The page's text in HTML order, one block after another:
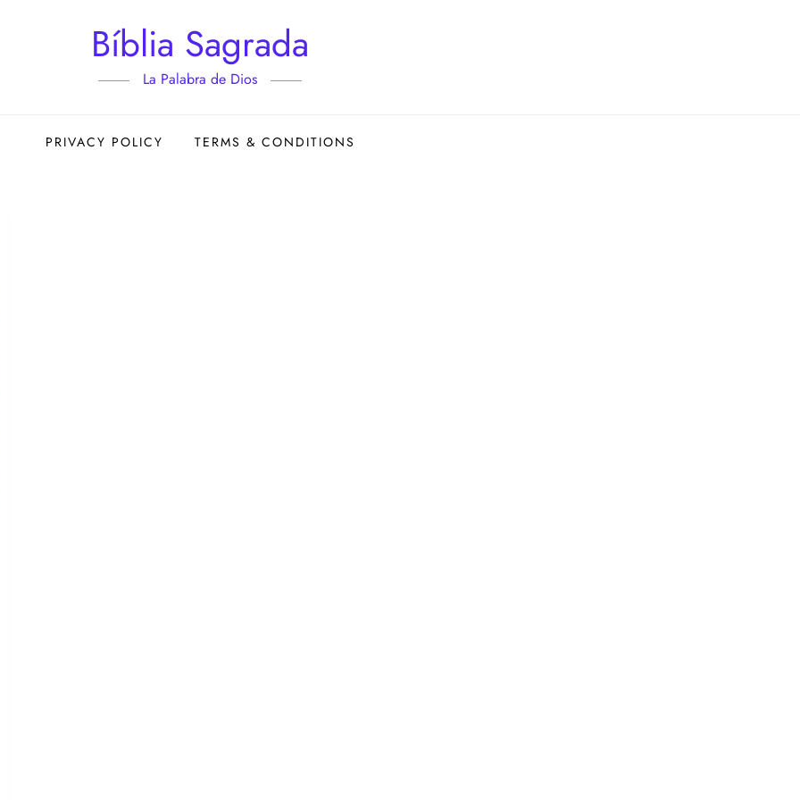
Bíblia Sagrada
La Palabra de Dios
PRIVACY POLICY TERMS & CONDITIONS